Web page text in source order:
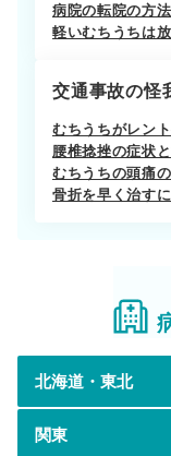
病院の転院の方法
軽いむちうちは
交通事故の怪
むちうちがレン
腰椎捻挫の症状
むちうちの頭痛
骨折を早く治す
北海道・東北
関東